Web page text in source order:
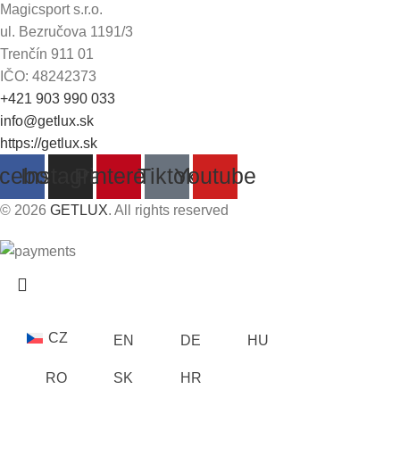
Magicsport s.r.o.
ul. Bezručova 1191/3
Trenčín 911 01
IČO: 48242373
+421 903 990 033
info@getlux.sk
https://getlux.sk
InstagramPinterestTiktokYoutube
© 2026 GETLUX. All rights reserved
CZ EN DE HU
RO SK HR